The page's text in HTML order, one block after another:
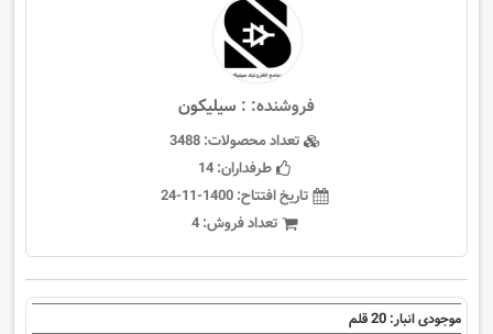
فروشنده: : سيليكون
تعداد محصولات:3488
طرفداران:14
تاریخ افتتاح:1400-11-24
تعداد فروش:4
موجودی انبار: 20قلم